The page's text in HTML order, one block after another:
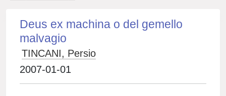
Deus ex machina o del gemello
malvagio
TINCANI, Persio
2007-01-01